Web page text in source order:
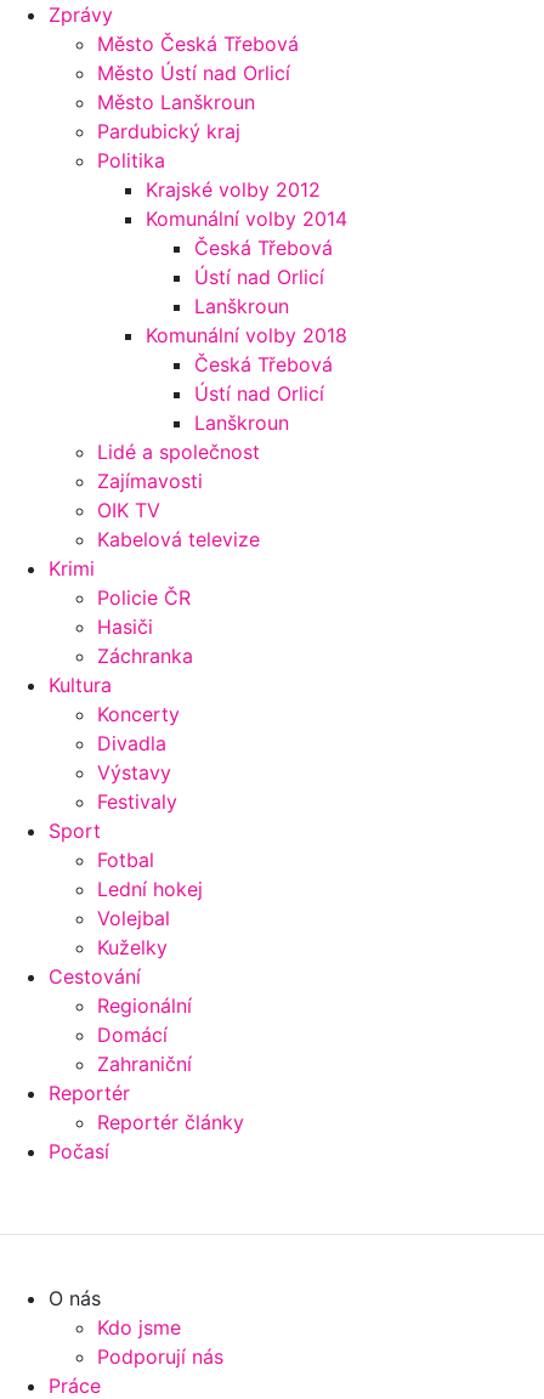
Zprávy
Město Česká Třebová
Město Ústí nad Orlicí
Město Lanškroun
Pardubický kraj
Politika
Krajské volby 2012
Komunální volby 2014
Česká Třebová
Ústí nad Orlicí
Lanškroun
Komunální volby 2018
Česká Třebová
Ústí nad Orlicí
Lanškroun
Lidé a společnost
Zajímavosti
OIK TV
Kabelová televize
Krimi
Policie ČR
Hasiči
Záchranka
Kultura
Koncerty
Divadla
Výstavy
Festivaly
Sport
Fotbal
Lední hokej
Volejbal
Kuželky
Cestování
Regionální
Domácí
Zahraniční
Reportér
Reportér články
Počasí
O nás
Kdo jsme
Podporují nás
Práce